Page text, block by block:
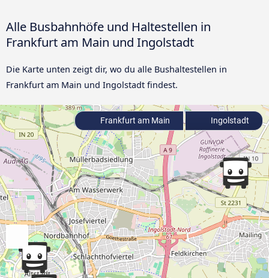
Alle Busbahnhöfe und Haltestellen in
Frankfurt am Main und Ingolstadt
Die Karte unten zeigt dir, wo du alle Bushaltestellen in
Frankfurt am Main und Ingolstadt findest.
Frankfurt am Main Ingolstadt